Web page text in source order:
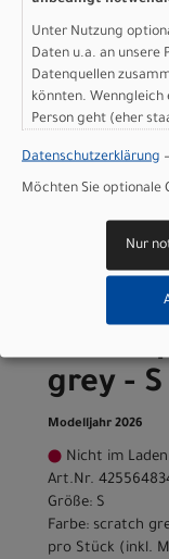
Herstellerdaten gem.
Marke SCOTT:Scott
Gutenbergstrasse 27
85748 Garching-­Hochbrück
+49 (0) 89 898 78 36 ­ 0
scott­de@scott­sports.de
Varianten
grey - S
Modelljahr 2026
Nicht im
Art.Nr.
Größe: S
Farbe: scratch
pro Stück (inkl.
Unter Nutzung
Daten u.a. an unsere
Datenquellen
könnten. Wenngleich
Person geht (eher
sind wie bei uns in der
Datenschutzerklärung
Möchten Sie optionale
Nur